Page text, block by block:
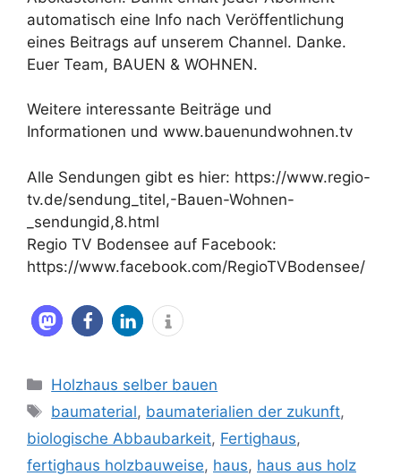
automatisch eine Info nach Veröffentlichung
eines Beitrags auf unserem Channel. Danke.
Euer Team, BAUEN & WOHNEN.
Weitere interessante Beiträge und
Informationen und www.bauenundwohnen.tv
Alle Sendungen gibt es hier: https://www.regio-
tv.de/sendung_titel,-Bauen-Wohnen-
_sendungid,8.html
Regio TV Bodensee auf Facebook:
https://www.facebook.com/RegioTVBodensee/
Kategorien
Holzhaus selber bauen
Schlagwörter
baumaterial, baumaterialien der zukunft,
biologische Abbaubarkeit, Fertighaus,
fertighaus holzbauweise, haus, haus aus holz